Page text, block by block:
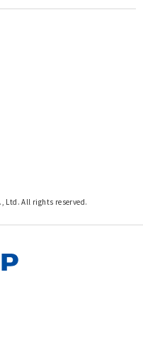
Ltd. All rights reserved.